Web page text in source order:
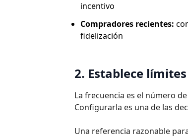
incentivo
Compradores recientes:
fidelización
2. Establece
La frecuencia es el número
Configurarla es una de las
Una referencia razonable